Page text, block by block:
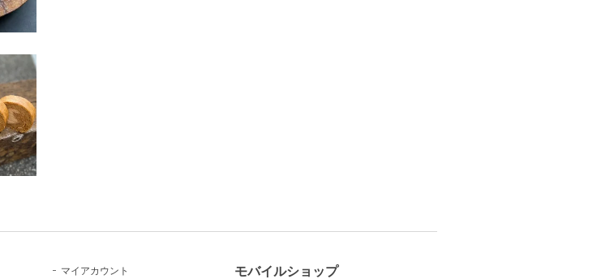
マイアカウント
モバイルショップ